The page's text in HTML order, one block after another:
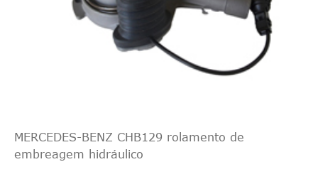
MERCEDES-BENZ CHB129 rolamento de
embreagem hidráulico